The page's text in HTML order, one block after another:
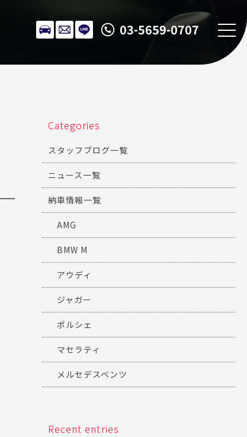
03-5659-0707
Categories
スタッフブログ一覧
ニュース一覧
納車情報一覧
AMG
BMW M
アウディ
ジャガー
ポルシェ
マセラティ
メルセデスベンツ
Recent entries